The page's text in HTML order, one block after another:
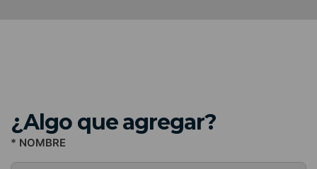
¿Algo que agregar?
* NOMBRE